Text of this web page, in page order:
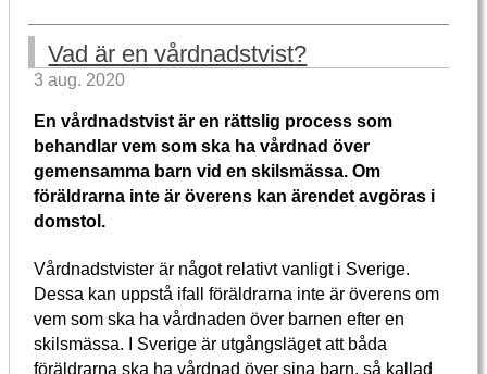
Vad är en vårdnadstvist?
3 aug. 2020
En vårdnadstvist är en rättslig process som
behandlar vem som ska ha vårdnad över
gemensamma barn vid en skilsmässa. Om
föräldrarna inte är överens kan ärendet avgöras i
domstol.
Vårdnadstvister är något relativt vanligt i Sverige.
Dessa kan uppstå ifall föräldrarna inte är överens om
vem som ska ha vårdnaden över barnen efter en
skilsmässa. I Sverige är utgångsläget att båda
föräldrarna ska ha vårdnad över sina barn, så kallad